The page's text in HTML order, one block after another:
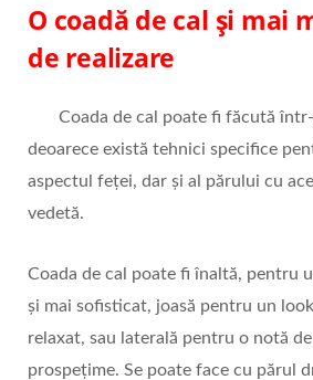
O coadă de cal și mai
de realizare
Coada de cal poate fi făcută
deoarece există tehnici specifice
aspectul feței, dar și al părului cu
vedetă.
Coada de cal poate fi înaltă, pentru
și mai sofisticat, joasă pentru un
relaxat, sau laterală pentru o notă
prospețime. Se poate face cu părul